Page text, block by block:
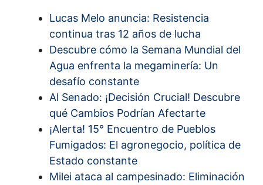
Lucas Melo anuncia: Resistencia
continua tras 12 años de lucha
Descubre cómo la Semana Mundial del
Agua enfrenta la megaminería: Un
desafío constante
Al Senado: ¡Decisión Crucial! Descubre
qué Cambios Podrían Afectarte
¡Alerta! 15° Encuentro de Pueblos
Fumigados: El agronegocio, política de
Estado constante
Milei ataca al campesinado: Eliminación